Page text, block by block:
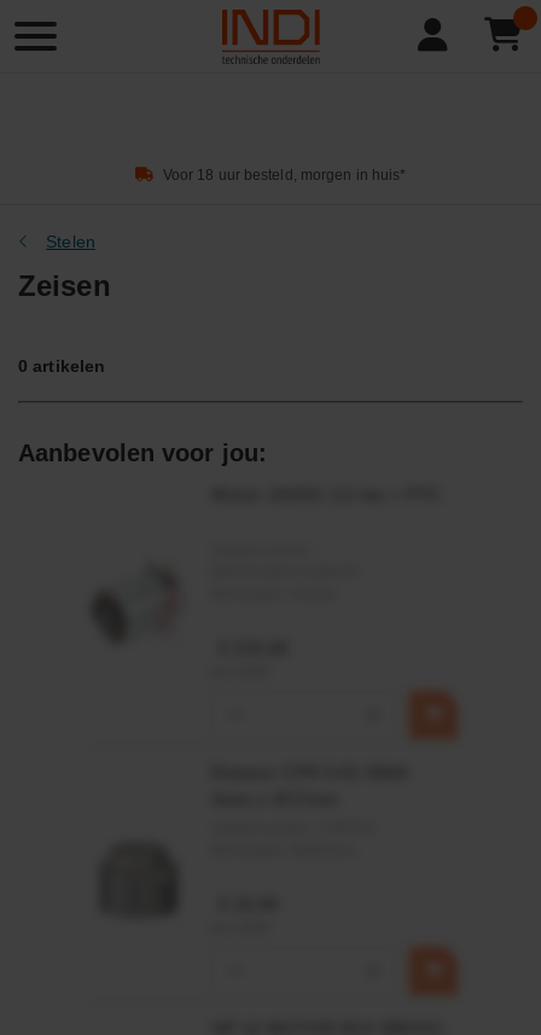
Product
zoeken
Voor 18 uur besteld, morgen in huis*
Stelen
Zeisen
0 artikelen
Aanbevolen voor jou: